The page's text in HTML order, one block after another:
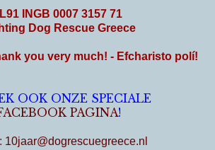
INGB 0007 3157 71
Dog Rescue Greece
you very much! - Efcharisto polí!
OOK ONZE SPECIALE
PAGINA!
10jaar@dogrescuegreece.nl